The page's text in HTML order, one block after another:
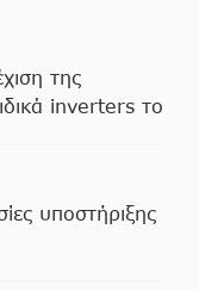
της
inverters το
υποστήριξης